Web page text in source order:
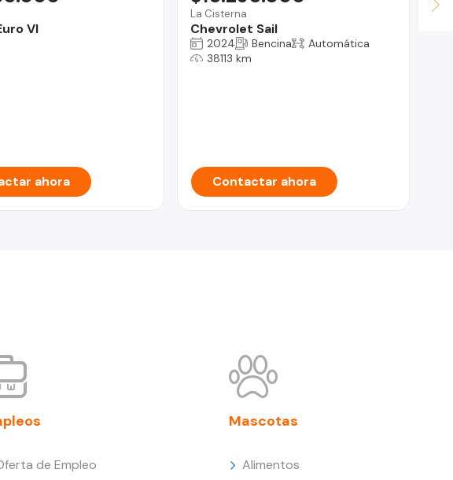
VI
ahora
La Cisterna
Chevrolet Sail
2024 Bencina
Automática
38113 km
Contactar ahora
de Empleo
Mascotas
Alimentos